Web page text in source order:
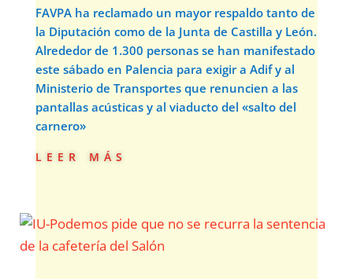
FAVPA ha reclamado un mayor respaldo tanto de
la Diputación como de la Junta de Castilla y León.
Alrededor de 1.300 personas se han manifestado
este sábado en Palencia para exigir a Adif y al
Ministerio de Transportes que renuncien a las
pantallas acústicas y al viaducto del «salto del
carnero»
leer más